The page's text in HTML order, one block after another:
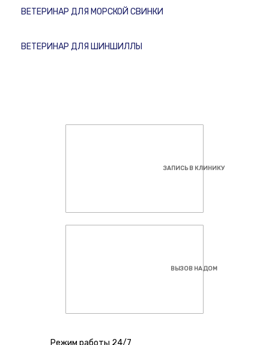
ВЕТЕРИНАР ДЛЯ МОРСКОЙ СВИНКИ
ВЕТЕРИНАР ДЛЯ ШИНШИЛЛЫ
ЗАПИСЬ В КЛИНИКУ
ВЫЗОВ НА ДОМ